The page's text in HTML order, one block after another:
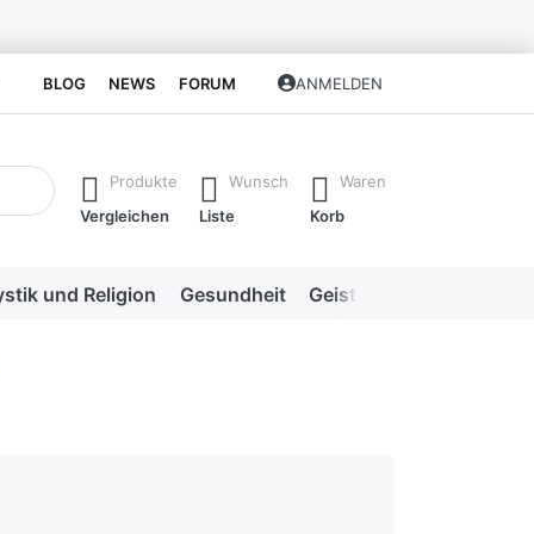
BLOG NEWS FORUM ANMELDEN
erste Ergebnisse. Drücken Sie die Eingabetaste, um alle
Produkte
Vergleichen
Wunsch
Liste
Waren
Korb
und Religion Gesundheit Geistige Heilweisen